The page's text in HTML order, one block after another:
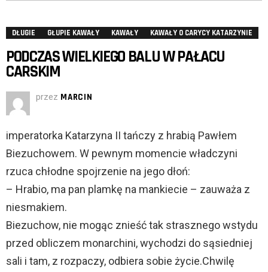
DŁUGIE GŁUPIE KAWAŁY KAWAŁY KAWAŁY O CARYCY KATARZYNIE
PODCZAS WIELKIEGO BALU W PAŁACU
CARSKIM
przez MARCIN
imperatorka Katarzyna II tańczy z hrabią Pawłem
Biezuchowem. W pewnym momencie władczyni
rzuca chłodne spojrzenie na jego dłoń:
– Hrabio, ma pan plamkę na mankiecie – zauważa z
niesmakiem.
Biezuchow, nie mogąc znieść tak strasznego wstydu
przed obliczem monarchini, wychodzi do sąsiedniej
sali i tam, z rozpaczy, odbiera sobie życie.Chwilę